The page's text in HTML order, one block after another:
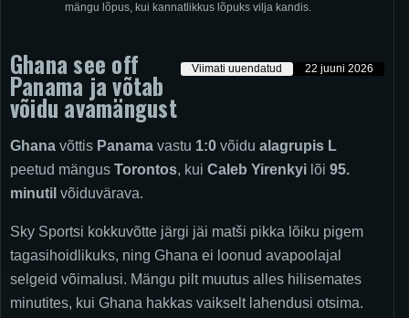
mängu lõpus, kui kannatlikkus lõpuks vilja kandis.
Viimati uuendatud 22 juuni 2026
Ghana see off
Panama ja võtab
võidu avamängust
Ghana võttis Panama vastu 1:0 võidu alagrupis L
peetud mängus Torontos, kui Caleb Yirenkyi lõi 95.
minutil võiduvärava.
Sky Sportsi kokkuvõtte järgi jäi matši pikka lõiku pigem
tagasihoidlikuks, ning Ghana ei loonud avapoolajal
selgeid võimalusi. Mängu pilt muutus alles hilisemates
minutites, kui Ghana hakkas vaikselt lahendusi otsima.